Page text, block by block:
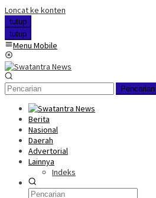
Loncat ke konten
tutup
tutup
Menu Mobile
Pencarian
Berita
Nasional
Daerah
Advertorial
Lainnya
Indeks